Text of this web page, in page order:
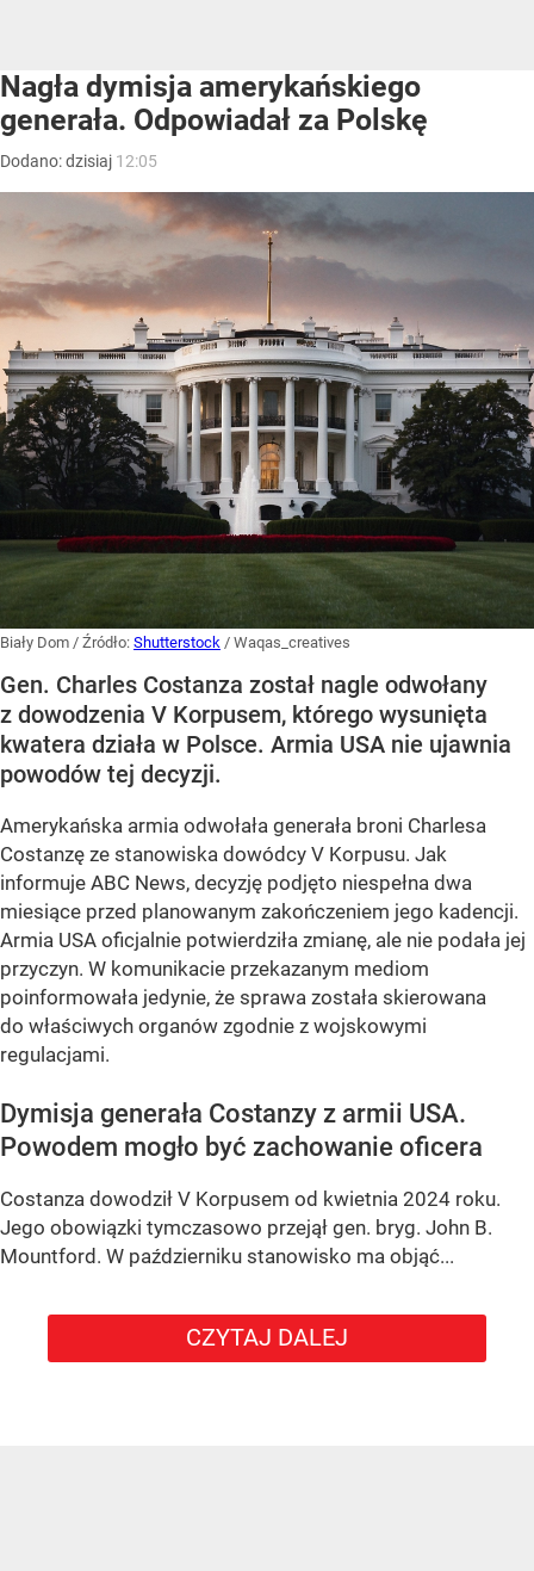
Nagła dymisja amerykańskiego
generała. Odpowiadał za Polskę
Dodano:dzisiaj 12:05
Biały Dom / Źródło: Shutterstock / Waqas_creatives
Gen. Charles Costanza został nagle odwołany
z dowodzenia V Korpusem, którego wysunięta
kwatera działa w Polsce. Armia USA nie ujawnia
powodów tej decyzji.
Amerykańska armia odwołała generała broni Charlesa
Costanzę ze stanowiska dowódcy V Korpusu. Jak
informuje ABC News, decyzję podjęto niespełna dwa
miesiące przed planowanym zakończeniem jego kadencji.
Armia USA oficjalnie potwierdziła zmianę, ale nie podała jej
przyczyn. W komunikacie przekazanym mediom
poinformowała jedynie, że sprawa została skierowana
do właściwych organów zgodnie z wojskowymi
regulacjami.
Dymisja generała Costanzy z armii USA.
Powodem mogło być zachowanie oficera
Costanza dowodził V Korpusem od kwietnia 2024 roku.
Jego obowiązki tymczasowo przejął gen. bryg. John B.
Mountford. W październiku stanowisko ma objąć...
CZYTAJ DALEJ